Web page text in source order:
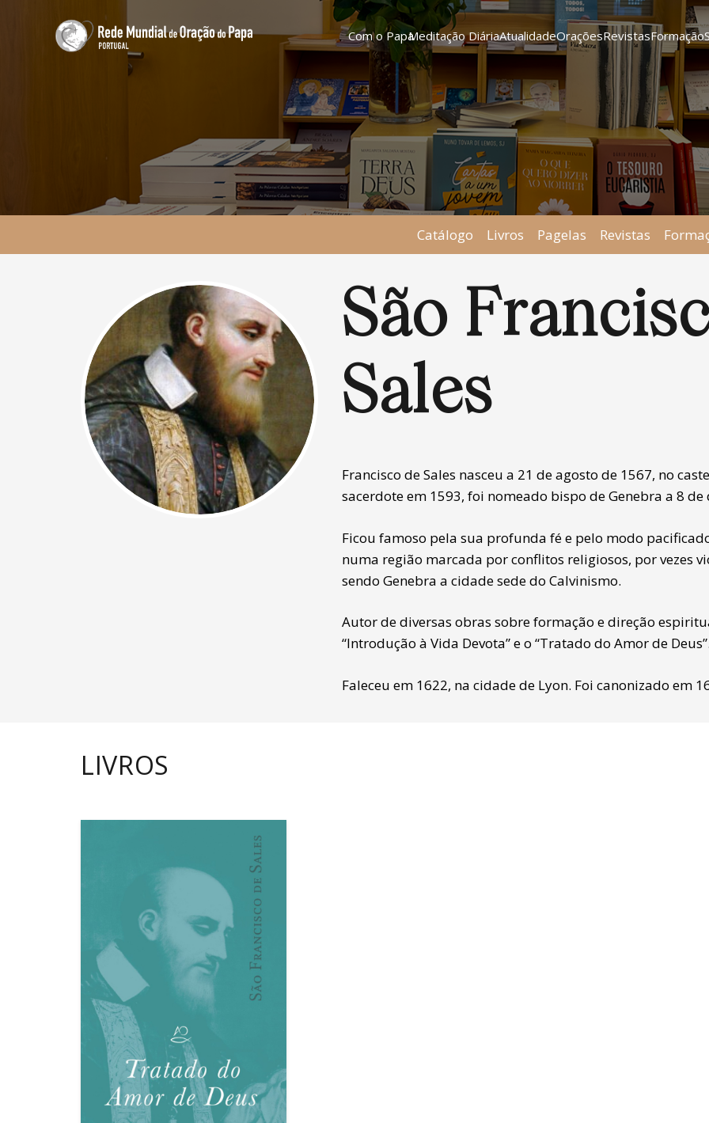
Com o PapaMeditação DiáriaAtualidadeOraçõesRevistasFormação
Catálogo Livros Pagelas Revistas
São
Sales
Francisco de Sales nasceu a 21 de agosto de 1567, no
sacerdote em 1593, foi nomeado bispo de Genebra a 8
Ficou famoso pela sua profunda fé e pelo modo
numa região marcada por conflitos religiosos, por vezes
sendo Genebra a cidade sede do Calvinismo.
Autor de diversas obras sobre formação e direção
“Introdução à Vida Devota” e o “Tratado do Amor de
Faleceu em 1622, na cidade de Lyon. Foi canonizado em
LIVROS